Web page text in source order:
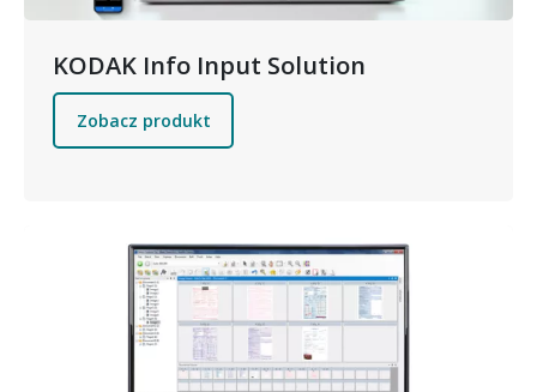
KODAK Info Input Solution
Zobacz produkt